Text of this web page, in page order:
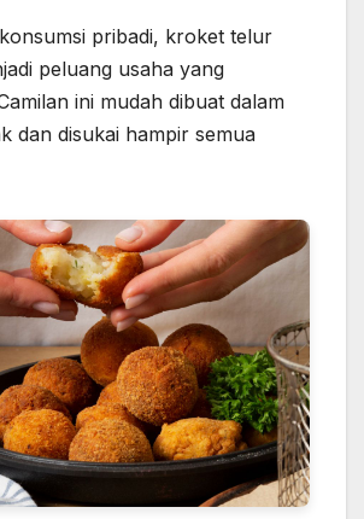
pribadi, kroket telur
peluang usaha yang
ini mudah dibuat dalam
dan disukai hampir semua